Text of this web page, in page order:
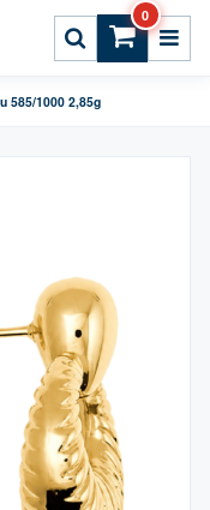
0
585/1000 2,85g